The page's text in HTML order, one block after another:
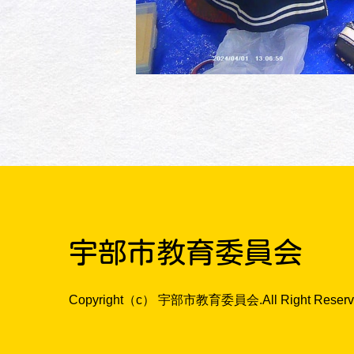
宇部市教育委員会
Copyright（c） 宇部市教育委員会.All Right